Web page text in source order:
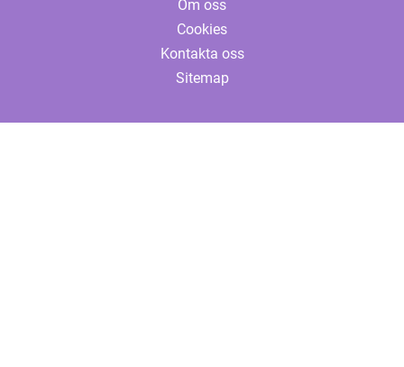
Om oss
Cookies
Kontakta oss
Sitemap